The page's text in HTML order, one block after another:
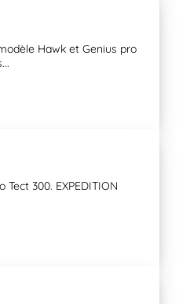
Hawk et Genius pro
300. EXPEDITION